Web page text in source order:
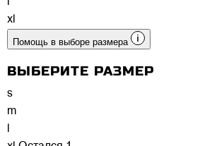
xl
Помощь в выборе размера
ВЫБЕРИТЕ РАЗМЕР
s
m
l